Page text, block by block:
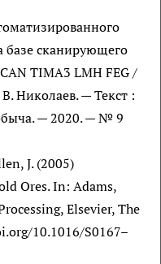
базе сканирующего
TIMA3 LMH FEG /
Николаев. — Текст :
— 2020. — № 9
J. (2005)
Ores. In: Adams,
Elsevier, The
10.1016/S0167–